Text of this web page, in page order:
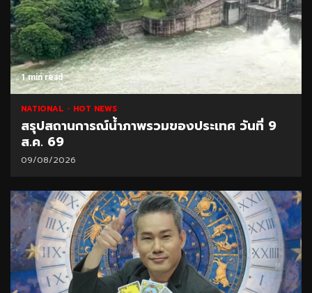
1 min read
NATIONAL HOT NEWS
สรุปสถานการณ์น้ำภาพรวมของประเทศ วันที่ 9
ส.ค. 69
09/08/2026